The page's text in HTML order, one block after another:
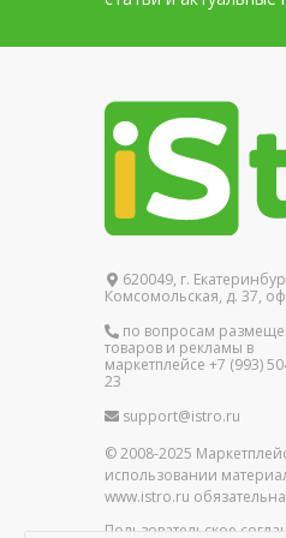
620049, г.
Комсомольская, д. 37,
по вопросам
товаров и рекламы в
маркетплейсе +7 (993)
23
support@istro.ru
© 2008-2025
использовании
www.istro.ru обязательна
Пользовательское